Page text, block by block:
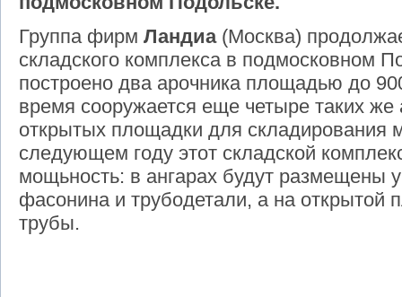
Группа фирм Ландиа(Москва)
складского комплекса в подмосковном
построено два арочника площадью до
время сооружается еще четыре таких же
открытых площадки для складирования
следующем году этот складской
мощьность: в ангарах будут размещены
фасонина и трубодетали, а на открытой
трубы.